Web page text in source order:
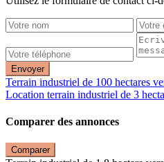
Envoyer
Terrain industriel de 100 hectares
Location terrain industriel de 3
Comparer des annonces
Comparer